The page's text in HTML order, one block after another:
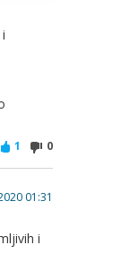
1 0
01:31
i